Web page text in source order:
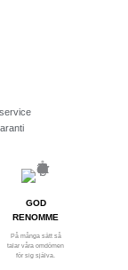
GOD
RENOMME
På många sätt så
talar våra omdömen
för sig själva.